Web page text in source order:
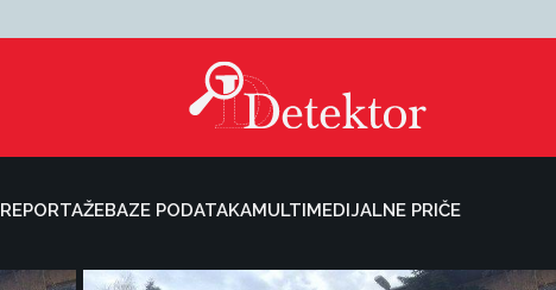
REPORTAŽEBAZE PODATAKAMULTIMEDIJALNE PRIČE